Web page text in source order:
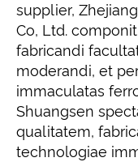
supplier,
Co, Ltd.
fabricandi
moderandi, et
immaculatas
Shuangsen
qualitatem,
technologiae